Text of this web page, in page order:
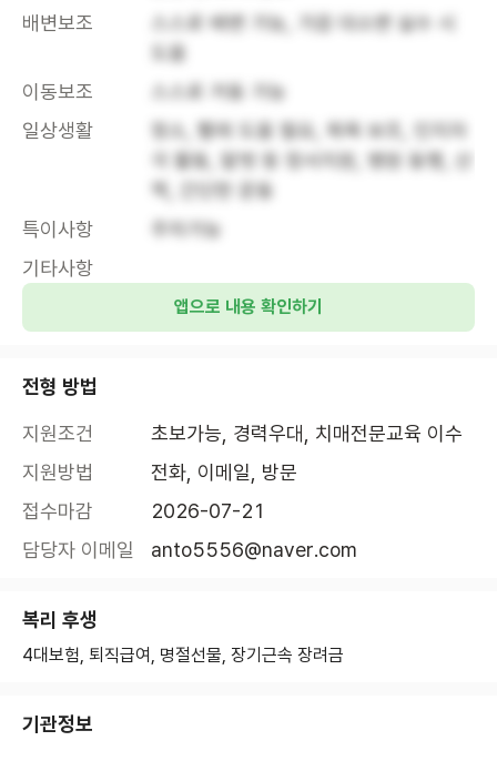
배변보조
스스로 배변 가능, 가끔 대소변 실수 시
도움
이동보조
스스로 거동 가능
일상생활
청소, 빨래 도움 필요, 목욕 보조, 인지자
극 활동, 말벗 등 정서지원, 병원 동행, 산
책, 간단한 운동
특이사항
주차가능
기타사항
앱으로 내용 확인하기
전형 방법
지원조건
초보가능, 경력우대, 치매전문교육 이수
지원방법
전화, 이메일, 방문
접수마감
2026-07-21
담당자 이메일
anto5556@naver.com
복리 후생
4대보험, 퇴직급여, 명절선물, 장기근속 장려금
기관정보